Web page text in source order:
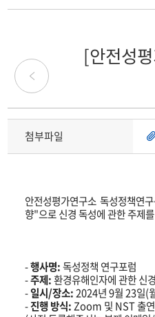
[안전성
첨부파일
안전성평가연구소 독성정책연
향"으로 신경 독성에 관한 주제
-행사명:독성정책 연구포럼
-주제:환경유해인자에 관한 신
-일시/장소:2024년 9월 23일(
-진행 방식:Zoom 및 NST 출